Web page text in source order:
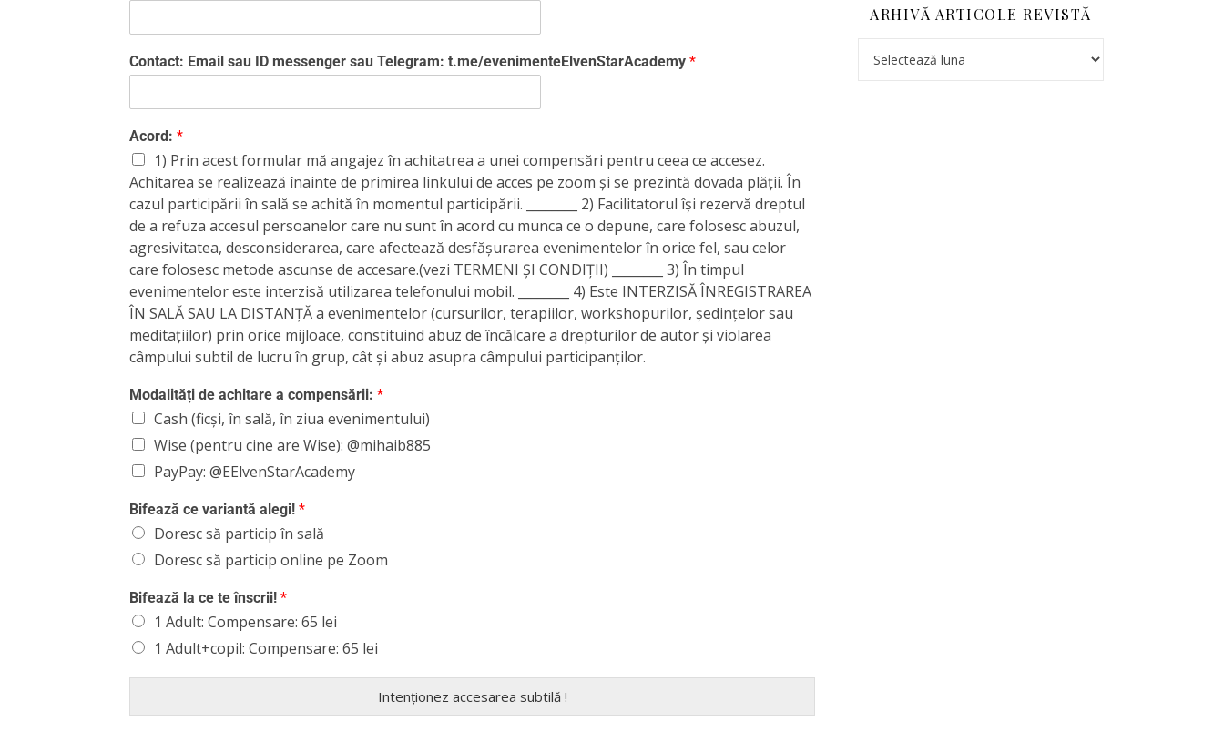
Contact: Email sau ID messenger sau Telegram: t.me/evenimenteElvenStarAcademy *
Acord: *
1) Prin acest formular mă angajez în achitatrea a unei compensări pentru ceea ce accesez.
Achitarea se realizează înainte de primirea linkului de acces pe zoom și se prezintă dovada plății. În
cazul participării în sală se achită în momentul participării. ________ 2) Facilitatorul își rezervă dreptul
de a refuza accesul persoanelor care nu sunt în acord cu munca ce o depune, care folosesc abuzul,
agresivitatea, desconsiderarea, care afectează desfășurarea evenimentelor în orice fel, sau celor
care folosesc metode ascunse de accesare.(vezi TERMENI ȘI CONDIȚII) ________ 3) În timpul
evenimentelor este interzisă utilizarea telefonului mobil. ________ 4) Este INTERZISĂ ÎNREGISTRAREA
ÎN SALĂ SAU LA DISTANȚĂ a evenimentelor (cursurilor, terapiilor, workshopurilor, ședințelor sau
meditațiilor) prin orice mijloace, constituind abuz de încălcare a drepturilor de autor și violarea
câmpului subtil de lucru în grup, cât și abuz asupra câmpului participanților.
Modalități de achitare a compensării: *
Cash (ficși, în sală, în ziua evenimentului)
Wise (pentru cine are Wise): @mihaib885
PayPay: @EElvenStarAcademy
Bifează ce variantă alegi! *
Doresc să particip în sală
Doresc să particip online pe Zoom
Bifează la ce te înscrii! *
1 Adult: Compensare: 65 lei
1 Adult+copil: Compensare: 65 lei
Intenționez accesarea subtilă !
ARHIVĂ ARTICOLE REVISTĂ